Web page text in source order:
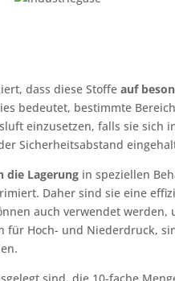
dass diese Stoffeauf
bedeutet, bestimmte
einzusetzen, falls sie sich
Sicherheitsabstand
die Lagerung in speziellen
Daher sind sie eine
auch verwendet werden,
für Hoch- und Niederdruck,
sind, die 10-fache